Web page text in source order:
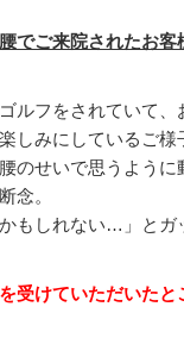
でご来院されたお客
ルフをされていて、
しみにしているご様
のせいで思うように
念。
かもしれない…」とガ
受けていただいたと